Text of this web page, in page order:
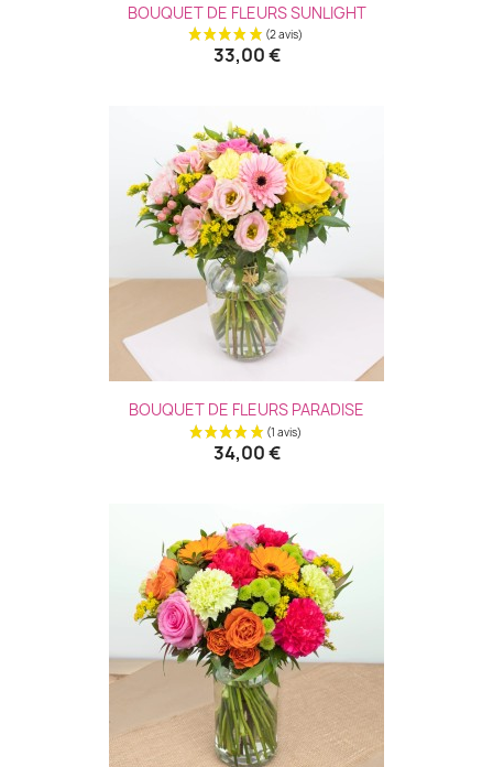
BOUQUET DE FLEURS SUNLIGHT
33,00 €
BOUQUET DE FLEURS PARADISE
34,00 €